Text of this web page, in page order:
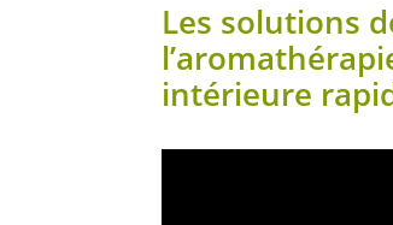
Les solutions
intérieure